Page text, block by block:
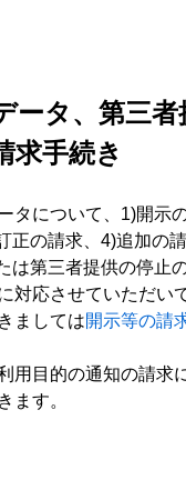
ータ、第三者
求手続き
タについて、1)開示
正の請求、4)追加の
は第三者提供の停止
対応させていただい
ましては開示等の請
用目的の通知の請求
ます。